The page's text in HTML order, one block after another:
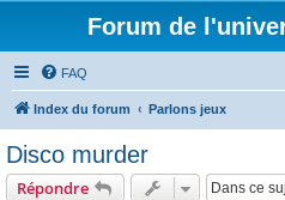
Forum de
FAQ
Index du forum Parlons jeux
Disco murder
Répondre